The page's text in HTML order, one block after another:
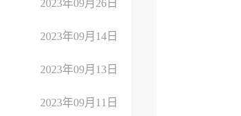
2023年09月26日
2023年09月14日
2023年09月13日
2023年09月11日